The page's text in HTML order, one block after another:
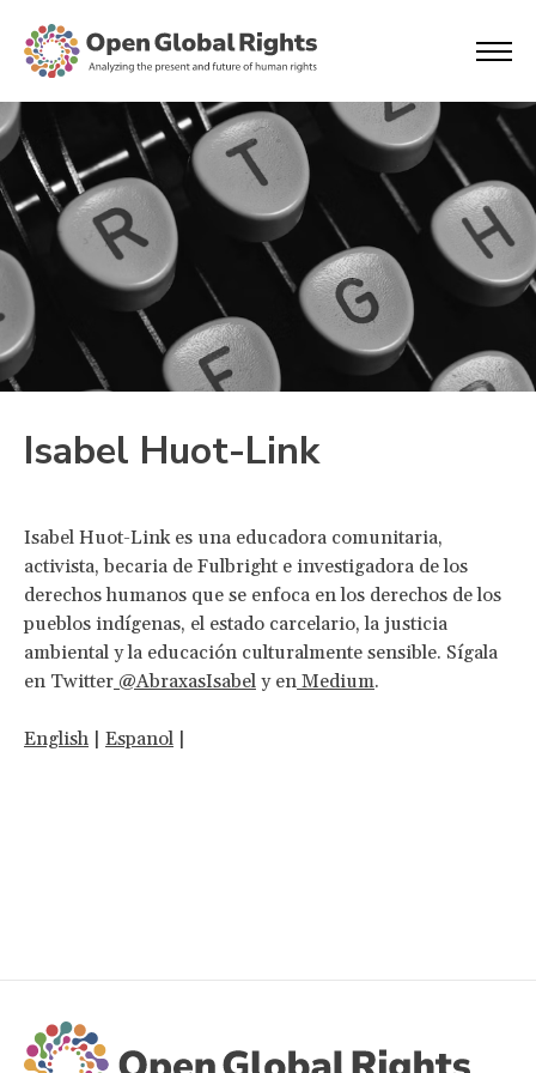
Isabel Huot-Link
Isabel Huot-Link es una educadora comunitaria,
activista, becaria de Fulbright e investigadora de los
derechos humanos que se enfoca en los derechos de los
pueblos indígenas, el estado carcelario, la justicia
ambiental y la educación culturalmente sensible. Sígala
en Twitter @AbraxasIsabel y en Medium.
English | Espanol |